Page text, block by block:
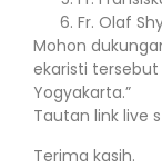
Fr. Olaf
Mohon
ekaristi tersebut
Yogyakarta.”
Tautan link live
Terima kasih.